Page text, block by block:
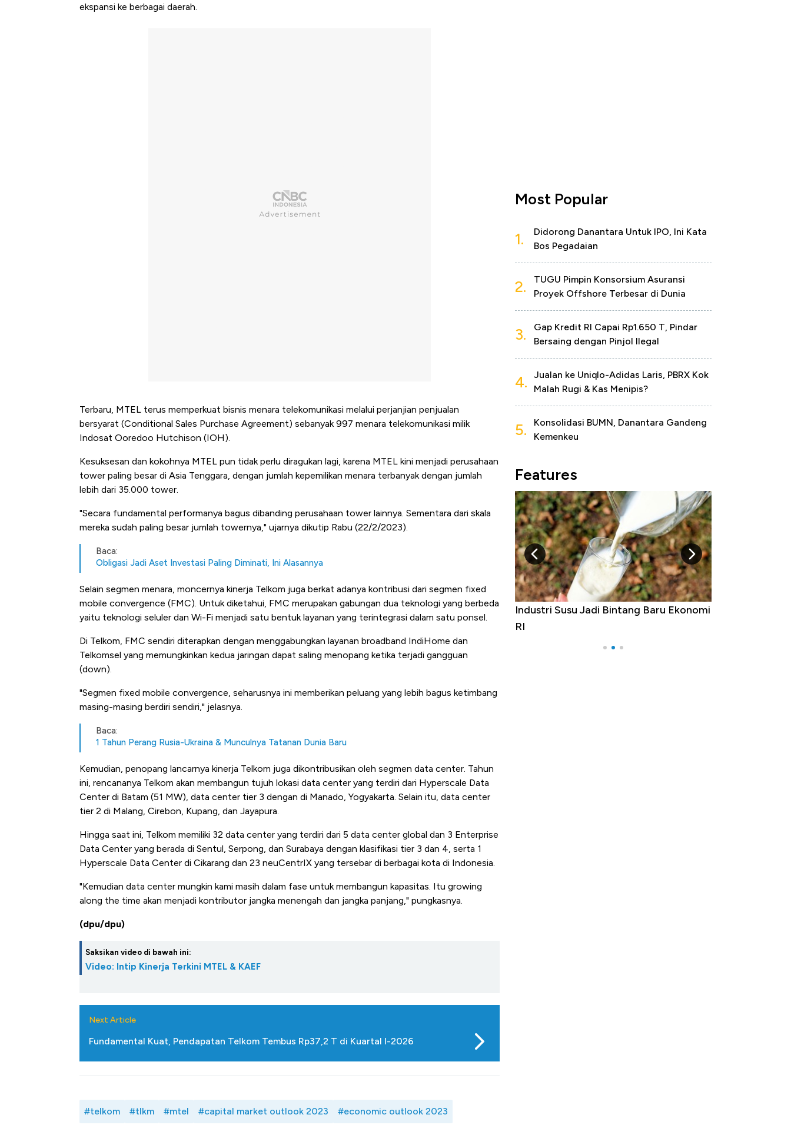
ekspansi ke berbagai daerah.
Terbaru, MTEL terus memperkuat bisnis menara telekomunikasi melalui perjanjian penjualan
bersyarat (Conditional Sales Purchase Agreement) sebanyak 997 menara telekomunikasi milik
Indosat Ooredoo Hutchison (IOH).
Kesuksesan dan kokohnya MTEL pun tidak perlu diragukan lagi, karena MTEL kini menjadi perusahaan
tower paling besar di Asia Tenggara, dengan jumlah kepemilikan menara terbanyak dengan jumlah
lebih dari 35.000 tower.
"Secara fundamental performanya bagus dibanding perusahaan tower lainnya. Sementara dari skala
mereka sudah paling besar jumlah towernya," ujarnya dikutip Rabu (22/2/2023).
Baca:
Obligasi Jadi Aset Investasi Paling Diminati, Ini Alasannya
Selain segmen menara, moncernya kinerja Telkom juga berkat adanya kontribusi dari segmen fixed
mobile convergence (FMC). Untuk diketahui, FMC merupakan gabungan dua teknologi yang berbeda
yaitu teknologi seluler dan Wi-Fi menjadi satu bentuk layanan yang terintegrasi dalam satu ponsel.
Di Telkom, FMC sendiri diterapkan dengan menggabungkan layanan broadband IndiHome dan
Telkomsel yang memungkinkan kedua jaringan dapat saling menopang ketika terjadi gangguan
(down).
"Segmen fixed mobile convergence, seharusnya ini memberikan peluang yang lebih bagus ketimbang
masing-masing berdiri sendiri," jelasnya.
Baca:
1 Tahun Perang Rusia-Ukraina & Munculnya Tatanan Dunia Baru
Kemudian, penopang lancarnya kinerja Telkom juga dikontribusikan oleh segmen data center. Tahun
ini, rencananya Telkom akan membangun tujuh lokasi data center yang terdiri dari Hyperscale Data
Center di Batam (51 MW), data center tier 3 dengan di Manado, Yogyakarta. Selain itu, data center
tier 2 di Malang, Cirebon, Kupang, dan Jayapura.
Hingga saat ini, Telkom memiliki 32 data center yang terdiri dari 5 data center global dan 3 Enterprise
Data Center yang berada di Sentul, Serpong, dan Surabaya dengan klasifikasi tier 3 dan 4, serta 1
Hyperscale Data Center di Cikarang dan 23 neuCentrIX yang tersebar di berbagai kota di Indonesia.
"Kemudian data center mungkin kami masih dalam fase untuk membangun kapasitas. Itu growing
along the time akan menjadi kontributor jangka menengah dan jangka panjang," pungkasnya.
(dpu/dpu)
Saksikan video di bawah ini:
Video: Intip Kinerja Terkini MTEL & KAEF
Next Article
Fundamental Kuat, Pendapatan Telkom Tembus Rp37,2 T di Kuartal I-2026
#telkom #tlkm #mtel #capital market outlook 2023 #economic outlook 2023
Most Popular
1.
Didorong Danantara Untuk IPO, Ini Kata
Bos Pegadaian
2.
TUGU Pimpin Konsorsium Asuransi
Proyek Offshore Terbesar di Dunia
3.
Gap Kredit RI Capai Rp1.650 T, Pindar
Bersaing dengan Pinjol Ilegal
4.
Jualan ke Uniqlo-Adidas Laris, PBRX Kok
Malah Rugi & Kas Menipis?
5.
Konsolidasi BUMN, Danantara Gandeng
Kemenkeu
Features
Bangkit dari Kubur! Bisnis Furniture &
Alas Kaki Tumbuh Double Digit
Industri Susu Jadi Bintang Baru Ekonomi
RI